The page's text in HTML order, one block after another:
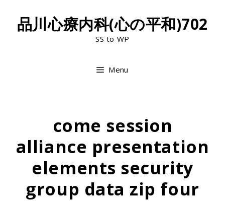
品川心療内科(心の平和)702
SS to WP
Menu
come session
alliance presentation
elements security
group data zip four